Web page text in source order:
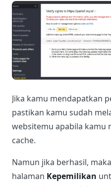
Jika kamu mendapatkan
pastikan kamu sudah
websitemu apabila kamu
cache.
Namun jika berhasil,
halaman Kepemilikan